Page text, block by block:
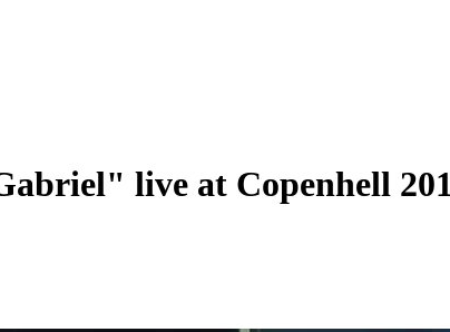
live at Copenhell